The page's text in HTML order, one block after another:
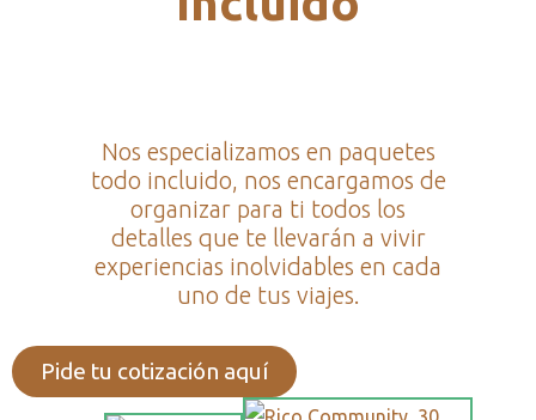
Nos especializamos en paquetes
todo incluido, nos encargamos de
organizar para ti todos los
detalles que te llevarán a vivir
experiencias inolvidables en cada
uno de tus viajes.
Pide tu cotización aquí